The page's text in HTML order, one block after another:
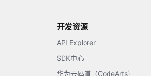
开发资源
API Explorer
SDK中心
华为云码道（CodeArts）